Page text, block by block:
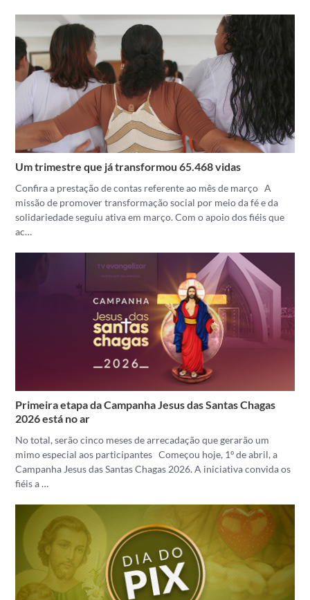
Um trimestre que já transformou 65.468 vidas
Confira a prestação de contas referente ao mês de março A
missão de promover transformação social por meio da fé e da
solidariedade seguiu ativa em março. Com o apoio dos fiéis que
ac…
Primeira etapa da Campanha Jesus das Santas Chagas
2026 está no ar
No total, serão cinco meses de arrecadação que gerarão um
mimo especial aos participantes Começou hoje, 1º de abril, a
Campanha Jesus das Santas Chagas 2026. A iniciativa convida os
fiéis a …